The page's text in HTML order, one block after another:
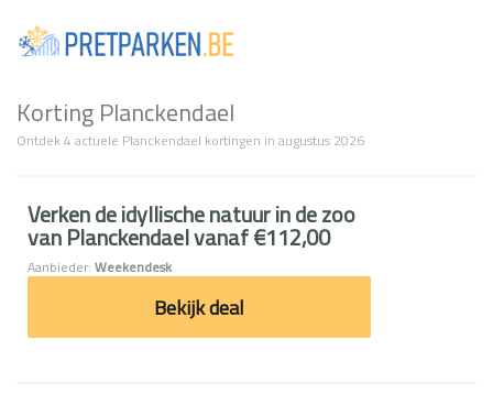
Korting Planckendael
Ontdek 4 actuele Planckendael kortingen in augustus 2026
Verken de idyllische natuur in de zoo
van Planckendael vanaf €112,00
Aanbieder: Weekendesk
Bekijk deal